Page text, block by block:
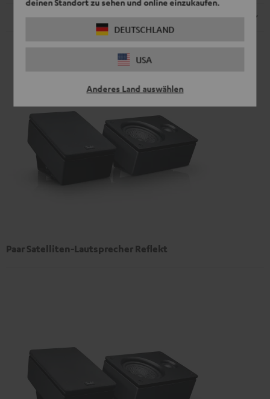
deinen Standort zu sehen und online einzukaufen.
DEUTSCHLAND
USA
Anderes Land auswählen
Paar Satelliten-Lautsprecher Reflekt